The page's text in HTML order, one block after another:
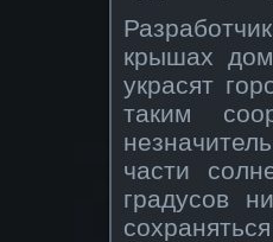
крышах
украсят
таким
части
градусов